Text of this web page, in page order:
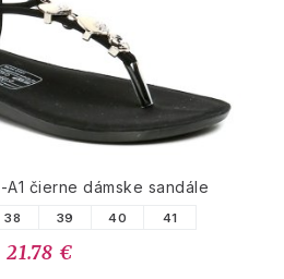
čierne dámske sandále
38 39 40 41
21.78 €